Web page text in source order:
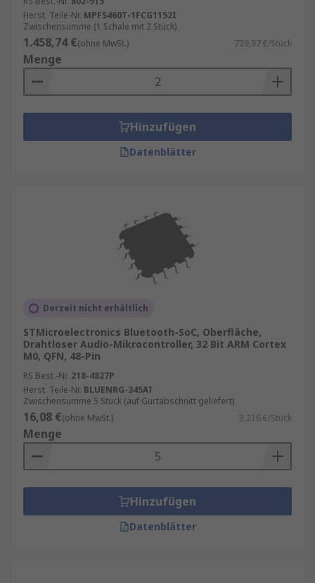
Herst. Teile-Nr. MPFS460T-1FCG1152I
Zwischensumme (1 Schale mit 2 Stück)
1.458,74 €(ohne MwSt.) 729,37 €/Stück
Menge
Hinzufügen
Datenblätter
Derzeit nicht erhältlich
STMicroelectronics Bluetooth-SoC, Oberfläche,
Drahtloser Audio-Mikrocontroller, 32 Bit ARM Cortex
M0, QFN, 48-Pin
RS Best.-Nr. 218-4827P
Herst. Teile-Nr. BLUENRG-345AT
Zwischensumme 5 Stück (auf Gurtabschnitt geliefert)
16,08 €(ohne MwSt.) 3,216 €/Stück
Menge
Hinzufügen
Datenblätter